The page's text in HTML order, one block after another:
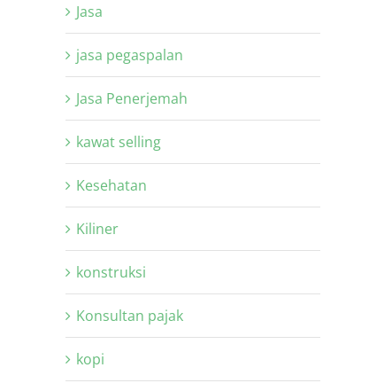
Jasa
jasa pegaspalan
Jasa Penerjemah
kawat selling
Kesehatan
Kiliner
konstruksi
Konsultan pajak
kopi